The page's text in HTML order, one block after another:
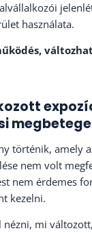
használata.
történik, amely
nem volt
nem érdemes
kezelni.
nézni, mi